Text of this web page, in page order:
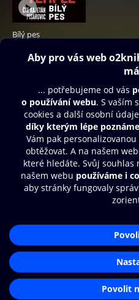
Bílý pes
349 Kč
Obsah ke stažení
Moje O2 Knihovna
Další zábava
© O2 Czech Republic a.s.
Přístupnost
Zásady zpracování osobních
Nastavení cookies
Čti a